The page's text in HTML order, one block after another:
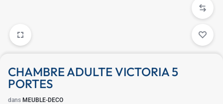
CHAMBRE ADULTE VICTORIA 5
PORTES
dans MEUBLE-DECO